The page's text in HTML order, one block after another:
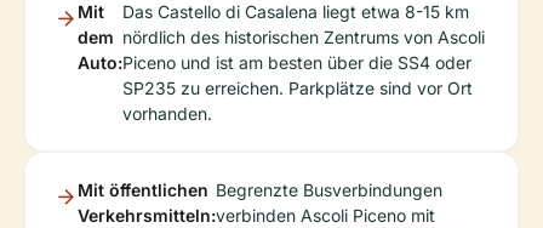
Mit
dem
Auto:
Das Castello di Casalena liegt etwa 8-15 km
nördlich des historischen Zentrums von Ascoli
Piceno und ist am besten über die SS4 oder
SP235 zu erreichen. Parkplätze sind vor Ort
vorhanden.
Mit öffentlichen
Verkehrsmitteln:
Begrenzte Busverbindungen
verbinden Ascoli Piceno mit